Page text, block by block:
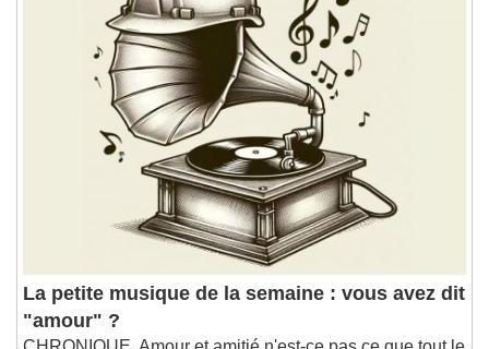
La petite musique de la semaine : vous avez dit
"amour" ?